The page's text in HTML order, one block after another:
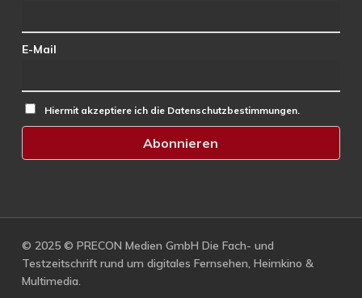
E-Mail
Hiermit akzeptiere ich die Datenschutzbestimmungen.
© 2025 © PRECON Medien GmbH Die Fach- und
Testzeitschrift rund um digitales Fernsehen, Heimkino &
Multimedia.